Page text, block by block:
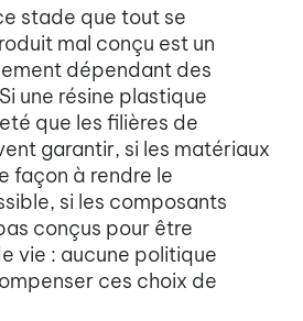
stade que tout se
mal conçu est un
dépendant des
une résine plastique
que les filières de
garantir, si les matériaux
façon à rendre le
si les composants
conçus pour être
vie : aucune politique
ces choix de